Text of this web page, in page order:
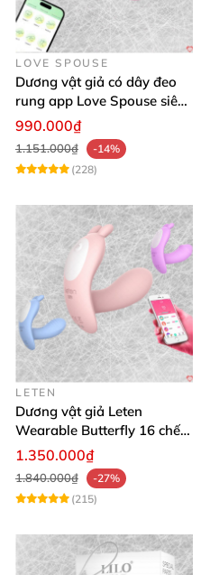
LOVE SPOUSE
Dương vật giả có dây đeo
rung app Love Spouse siêu
kích thích cho Les
990.000₫
1.151.000₫
-14%
(228)
LETEN
Dương vật giả Leten
Wearable Butterfly 16 chế
độ rung điều khiển
1.350.000₫
1.840.000₫
-27%
(215)